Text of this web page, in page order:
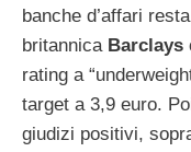
banche d’affari
britannica Barclays
rating a
target a 3,9 euro.
giudizi positivi,